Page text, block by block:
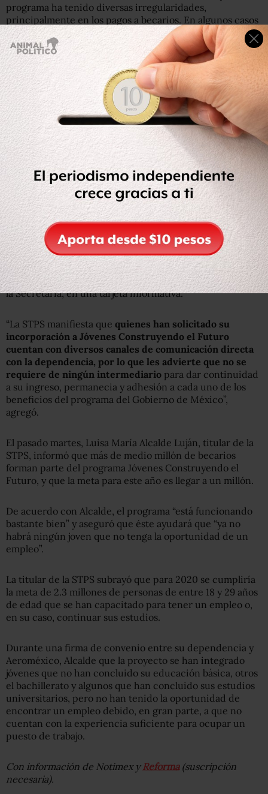
programa ha tenido diversas irregularidades,
principalmente en los pagos a becarios. En algunos casos
acusan que se han retrasado al menos 15 días.
Un becario comentó que de los 500 mil becarios, que
según el gobierno de México hoy forman parte del
programa, más de 200 mil aún no han recibido su pago,
además de que otros 150 mil becarios han sido dados de
baja sin explicación alguna.
Leer: ‘No estoy en mi área, pero es experiencia’. Las fallas
del programa Jóvenes Construyendo el Futuro
Después de varios minutos de protesta, un representante
de la Secretaría del Trabajo salió de las oficinas para
dialogar con los inconformes, asegurando que la
situación sería revisada y ofreciéndoles pasar a las
instalaciones en grupos de cinco personas.
“Se les dio atención por parte de la Secretaría del Trabajo
y Previsión, para atender cada uno de sus casos”, indicó
la Secretaría, en una tarjeta informativa.
“La STPS manifiesta que quienes han solicitado su
incorporación a Jóvenes Construyendo el Futuro
cuentan con diversos canales de comunicación directa
con la dependencia, por lo que les advierte que no se
requiere de ningún intermediario para dar continuidad
a su ingreso, permanecia y adhesión a cada uno de los
beneficios del programa del Gobierno de México”,
agregó.
El pasado martes, Luisa María Alcalde Luján, titular de la
STPS, informó que más de medio millón de becarios
forman parte del programa Jóvenes Construyendo el
Futuro, y que la meta para este año es llegar a un millón.
De acuerdo con Alcalde, el programa “está funcionando
bastante bien” y aseguró que éste ayudará que “ya no
habrá ningún joven que no tenga la oportunidad de un
empleo”.
La titular de la STPS subrayó que para 2020 se cumpliría
la meta de 2.3 millones de personas de entre 18 y 29 años
de edad que se han capacitado para tener un empleo o,
en su caso, continuar sus estudios.
Durante una firma de convenio entre su dependencia y
Aeroméxico, Alcalde que la proyecto se han integrado
jóvenes que no han concluido su educación básica, otros
el bachillerato y algunos que han concluido sus estudios
universitarios, pero no han tenido la oportunidad de
encontrar un empleo debido, en gran parte, a que no
cuentan con la experiencia suficiente para ocupar un
puesto de trabajo.
Con información de Notimex y Reforma(suscripción
necesaria).